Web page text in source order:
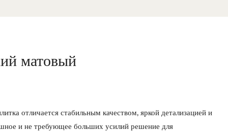
матовый
отличается стабильным качеством, яркой детализацией и
и не требующее больших усилий решение для